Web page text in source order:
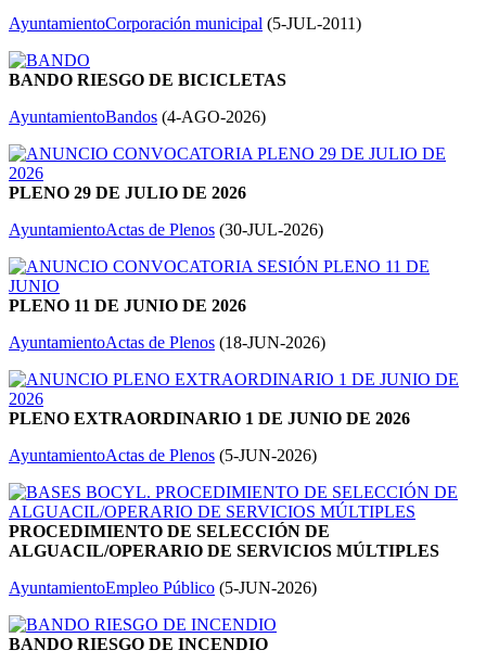
AyuntamientoCorporación municipal (5-JUL-2011)
BANDO RIESGO DE BICICLETAS
AyuntamientoBandos (4-AGO-2026)
PLENO 29 DE JULIO DE 2026
AyuntamientoActas de Plenos (30-JUL-2026)
PLENO 11 DE JUNIO DE 2026
AyuntamientoActas de Plenos (18-JUN-2026)
PLENO EXTRAORDINARIO 1 DE JUNIO DE 2026
AyuntamientoActas de Plenos (5-JUN-2026)
PROCEDIMIENTO DE SELECCIÓN DE
ALGUACIL/OPERARIO DE SERVICIOS MÚLTIPLES
AyuntamientoEmpleo Público (5-JUN-2026)
BANDO RIESGO DE INCENDIO